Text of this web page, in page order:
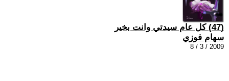
(47) كل عام سيدتي وانت بخير
سهام فوزي
2009 / 3 / 8